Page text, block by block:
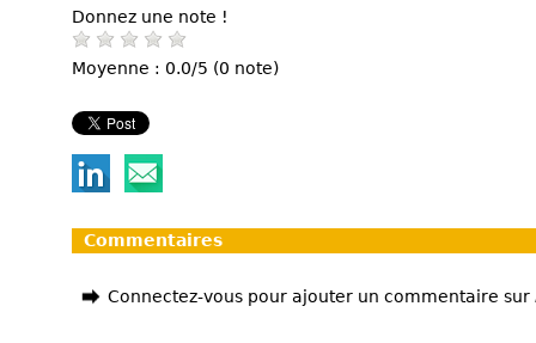
Donnez une note !
Moyenne : 0.0/5 (0 note)
Commentaires
Connectez-vous pour ajouter un commentaire sur